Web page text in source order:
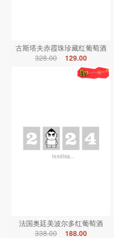
古斯塔夫赤霞珠珍藏红葡萄酒
328.00
129.00
法国奥廷美波尔多红葡萄酒
338.00
188.00